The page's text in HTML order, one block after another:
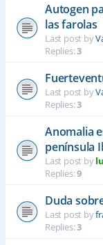
Autogen
las farolas
Last post by
Replies:3
Last post by
Replies:3
Anomalia
península
Last post by
Replies:9
Duda
Last post by
Replies:3